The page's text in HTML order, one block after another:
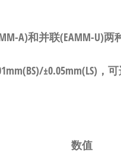
A)和并联(EAMM-U)两
±0.05mm(LS)，
数值